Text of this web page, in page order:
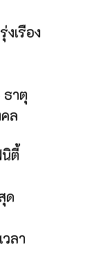
เรือง
ธาตุ
ล
ตี้
ด
ลา